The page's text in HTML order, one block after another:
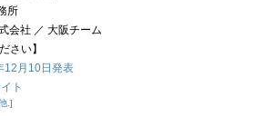
所
会社 ／ 大阪チーム
さい】
12月10日発表
ト
.